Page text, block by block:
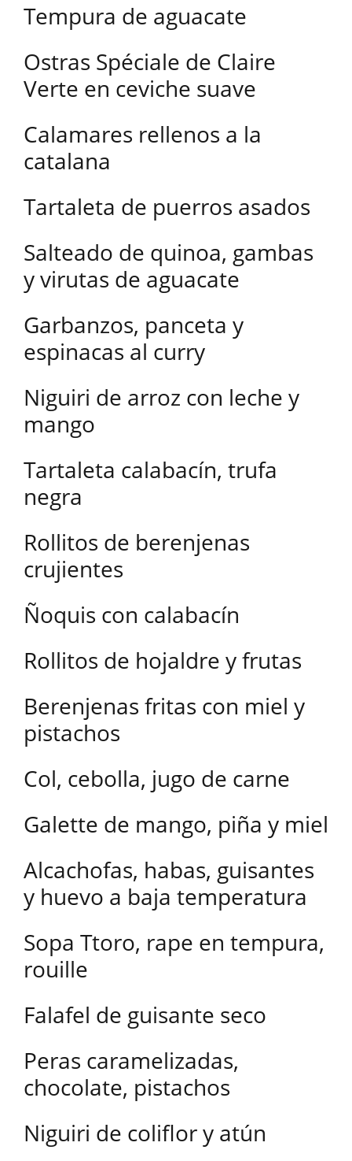
Tempura de aguacate
Ostras Spéciale de Claire
Verte en ceviche suave
Calamares rellenos a la
catalana
Tartaleta de puerros asados
Salteado de quinoa, gambas
y virutas de aguacate
Garbanzos, panceta y
espinacas al curry
Niguiri de arroz con leche y
mango
Tartaleta calabacín, trufa
negra
Rollitos de berenjenas
crujientes
Ñoquis con calabacín
Rollitos de hojaldre y frutas
Berenjenas fritas con miel y
pistachos
Col, cebolla, jugo de carne
Galette de mango, piña y miel
Alcachofas, habas, guisantes
y huevo a baja temperatura
Sopa Ttoro, rape en tempura,
rouille
Falafel de guisante seco
Peras caramelizadas,
chocolate, pistachos
Niguiri de coliflor y atún